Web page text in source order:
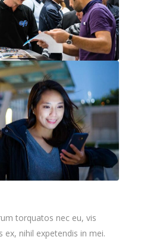
torquatos nec eu, vis
ex, nihil expetendis in mei.